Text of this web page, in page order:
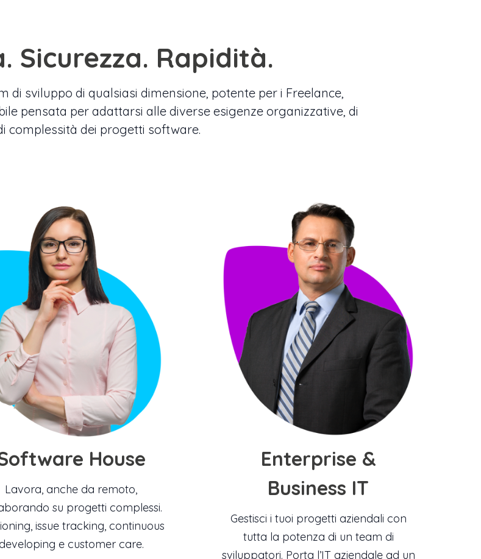
Sicurezza. Rapidità.
di sviluppo di qualsiasi dimensione, potente per i Freelance,
pensata per adattarsi alle diverse esigenze organizzative, di
complessità dei progetti software.
House
Lavora, anche da remoto,
su progetti complessi.
issue tracking, continuous
developing e customer care.
Enterprise &
Business IT
Gestisci i tuoi progetti aziendali con
tutta la potenza di un team di
sviluppatori. Porta l’IT aziendale ad un